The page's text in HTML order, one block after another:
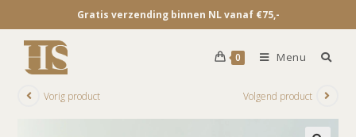
Gratis verzending binnen NL vanaf €75,-
0 Menu
Vorig product Volgend product